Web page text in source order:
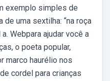
exemplo simples de
uma sextilha: “na roça
Webpara ajudar você a
o poeta popular,
marco haurélio nos
cordel para crianças